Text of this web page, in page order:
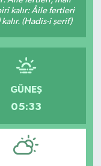
kalır: Âile fertleri
(Hadis-i şerif)
GÜNEŞ
05:33